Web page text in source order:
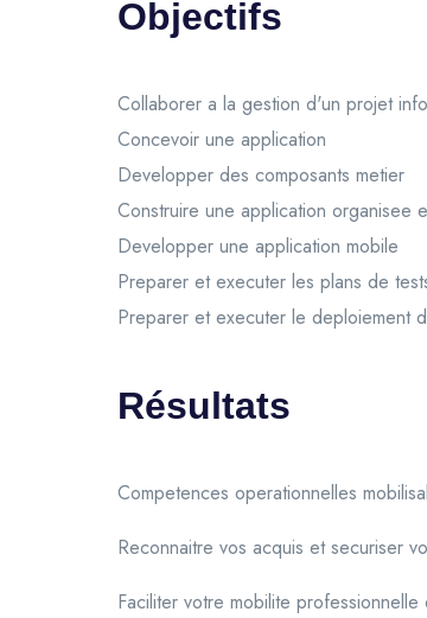
Objectifs
Collaborer a la gestion d'un projet
Concevoir une application
Developper des composants metier
Construire une application organisee
Developper une application mobile
Preparer et executer les plans de
Preparer et executer le deploiement
Résultats
Competences operationnelles
Reconnaitre vos acquis et securiser
Faciliter votre mobilite